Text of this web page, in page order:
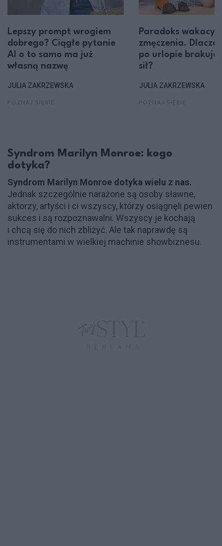
Lepszy prompt wrogiem
dobrego? Ciągłe pytanie
AI o to samo ma już
własną nazwę
JULIA ZAKRZEWSKA
Paradoks
zmęczenia.
po urlopie brakuje
sił?
JULIA ZAKRZEWSKA
Syndrom Marilyn Monroe: kogo
dotyka?
Syndrom Marilyn Monroe dotyka wielu z nas.
Jednak szczególnie narażone są osoby sławne,
aktorzy, artyści i ci wszyscy, którzy osiągnęli pewien
sukces i są rozpoznawalni. Wszyscy je kochają
i chcą się do nich zbliżyć. Ale tak naprawdę są
instrumentami w wielkiej machinie showbiznesu.